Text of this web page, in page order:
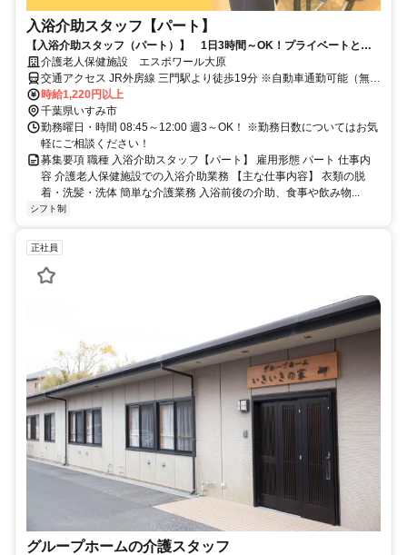
入浴介助スタッフ【パート】
【入浴介助スタッフ（パート）】 1日3時間～OK！プライベートと両
立しながら働きたい方必見☆
介護老人保健施設 エスポワール大原
交通アクセス JR外房線 三門駅より徒歩19分 ※自動車通勤可能（無料
駐車場完備）
時給1,220円以上
千葉県いすみ市
勤務曜日・時間 08:45～12:00 週3～OK！ ※勤務日数についてはお気
軽にご相談ください！
募集要項 職種 入浴介助スタッフ【パート】 雇用形態 パート 仕事内
容 介護老人保健施設での入浴介助業務 【主な仕事内容】 衣類の脱
着・洗髪・洗体 簡単な介護業務 入浴前後の介助、食事や飲み物...
シフト制
正社員
グループホームの介護スタッフ